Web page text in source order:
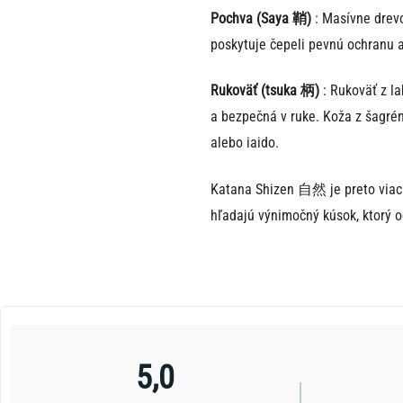
Pochva (Saya 鞘): Masívne
poskytuje čepeli pevnú ochranu
Rukoväť (tsuka 柄): Rukoväť z
a bezpečná v ruke. Koža z
alebo iaido.
Katana Shizen 自然 je preto
hľadajú výnimočný kúsok, ktorý
5,0